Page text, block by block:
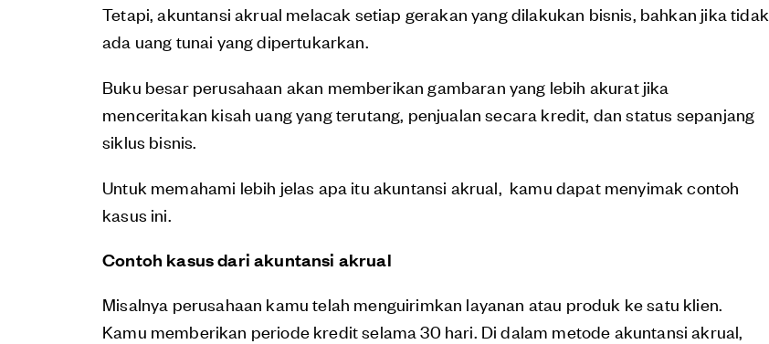
Tetapi, akuntansi akrual melacak setiap gerakan yang dilakukan bisnis, bahkan jika tidak
ada uang tunai yang dipertukarkan.
Buku besar perusahaan akan memberikan gambaran yang lebih akurat jika
menceritakan kisah uang yang terutang, penjualan secara kredit, dan status sepanjang
siklus bisnis.
Untuk memahami lebih jelas apa itu akuntansi akrual, kamu dapat menyimak contoh
kasus ini.
Contoh kasus dari akuntansi akrual
Misalnya perusahaan kamu telah menguirimkan layanan atau produk ke satu klien.
Kamu memberikan periode kredit selama 30 hari. Di dalam metode akuntansi akrual,